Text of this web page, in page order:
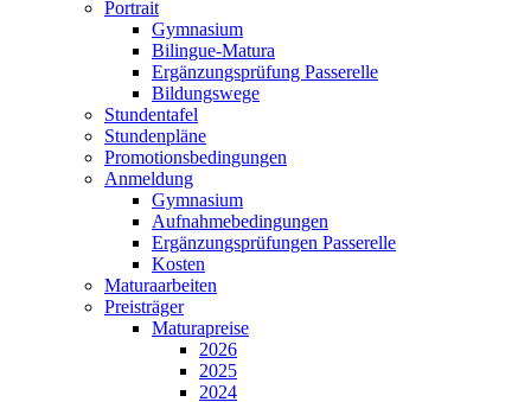
Portrait
Gymnasium
Bilingue-Matura
Ergänzungsprüfung Passerelle
Bildungswege
Stundentafel
Stundenpläne
Promotionsbedingungen
Anmeldung
Gymnasium
Aufnahmebedingungen
Ergänzungsprüfungen Passerelle
Kosten
Maturaarbeiten
Preisträger
Maturapreise
2026
2025
2024